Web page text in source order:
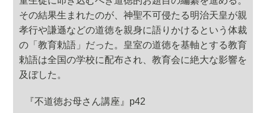
その結果生まれたのが、神聖不可侵たる明治天皇が親
孝行や謙遜などの道徳を親身に語りかけるという体裁
の「教育勅語」だった。皇室の道徳を基軸とする教育
勅語は全国の学校に配布され、教育会に絶大な影響を
及ぼした。
『不道徳お母さん講座』p42